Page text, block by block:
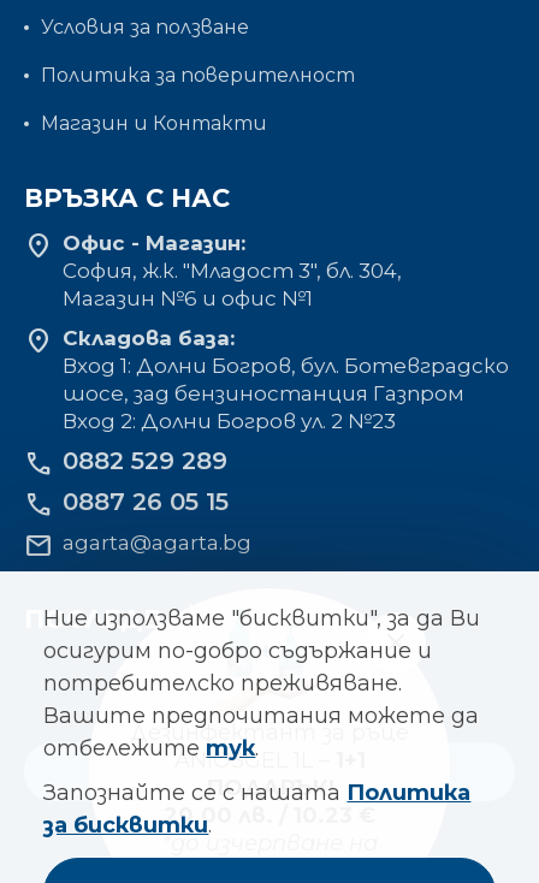
Дезинфектант за ръце
ANIOSGEL 1L –
ПОДАРЪК!
20.00 лв. / 10.23 €
*до изчерпване на
Условия за ползване
Политика за поверителност
Магазин и Контакти
ВРЪЗКА С НАС
location_on
Офис - Магазин:
София, ж.к. "Младост 3", бл. 304,
Mагазин №6 и офис №1
location_on
Складова база:
Вход 1: Долни Богров, бул. Ботевградско
шосе, зад бензиностанция Газпром
Вход 2: Долни Богров ул. 2 №23
phone 0882 529 289
phone 0887 26 05 15
mail agarta@agarta.bg
ПОСЛЕДВАЙТЕ НИ
Ние използваме "бисквитки", за да Ви
осигурим по-добро съдържание и
потребителско преживяване.
Вашите предпочитания можете да
отбележите тук.
Запознайте се с нашата Политика
за бисквитки.